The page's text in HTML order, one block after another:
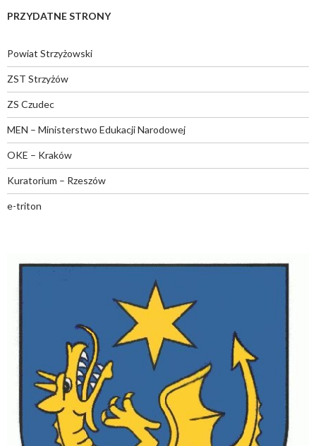
PRZYDATNE STRONY
Powiat Strzyżowski
ZST Strzyżów
ZS Czudec
MEN – Ministerstwo Edukacji Narodowej
OKE – Kraków
Kuratorium – Rzeszów
e-triton